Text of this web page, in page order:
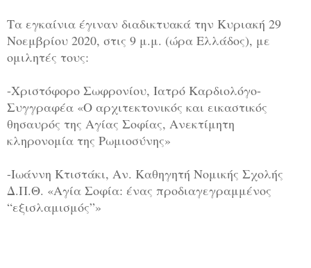
Τα εγκαίνια έγιναν διαδικτυακά την Κυριακή 29
Νοεμβρίου 2020, στις 9 μ.μ. (ώρα Ελλάδος), με
ομιλητές τους:
-Χριστόφορο Σωφρονίου, Ιατρό Καρδιολόγο-
Συγγραφέα «Ο αρχιτεκτονικός και εικαστικός
θησαυρός της Αγίας Σοφίας, Ανεκτίμητη
κληρονομία της Ρωμιοσύνης»
-Ιωάννη Κτιστάκι, Αν. Καθηγητή Νομικής Σχολής
Δ.Π.Θ. «Αγία Σοφία: ένας προδιαγεγραμμένος
“εξισλαμισμός”»